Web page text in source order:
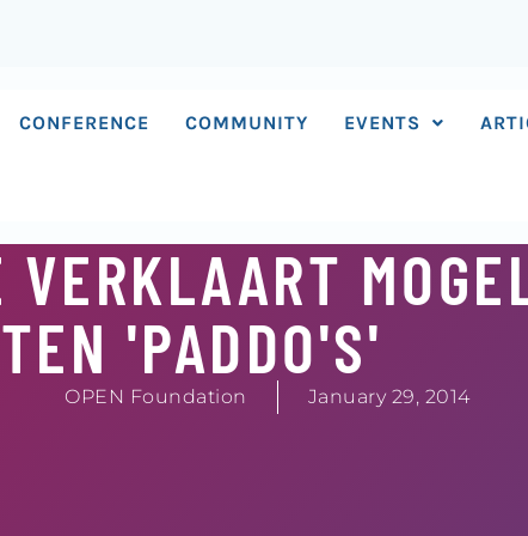
CONFERENCE COMMUNITY EVENTS
'PADDO'S'
OPEN Foundation January 29, 2014